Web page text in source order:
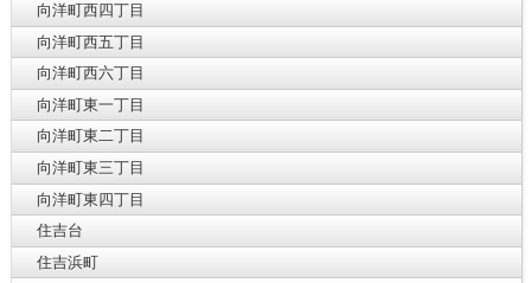
向洋町西四丁目
向洋町西五丁目
向洋町西六丁目
向洋町東一丁目
向洋町東二丁目
向洋町東三丁目
向洋町東四丁目
住吉台
住吉浜町